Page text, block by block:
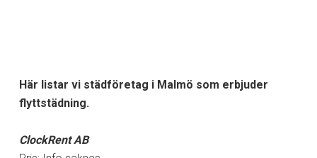
Här listar vi städföretag i Malmö som erbjuder
flyttstädning.
ClockRent AB